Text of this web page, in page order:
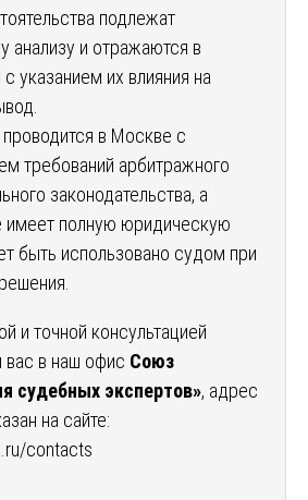
подлежат
анализу и отражаются в
указанием их влияния на
проводится в Москве с
требований арбитражного
законодательства, а
имеет полную юридическую
быть использовано судом при
и точной консультацией
вас в наш офис Союз
судебных экспертов», адрес
на сайте:
contacts